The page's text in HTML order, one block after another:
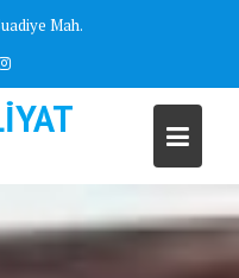
Mah.